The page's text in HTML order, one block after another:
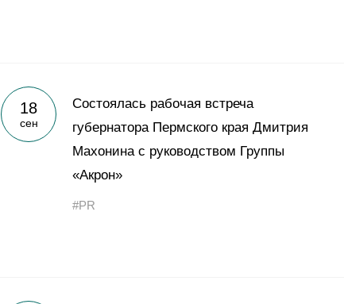
18
сен
Состоялась рабочая встреча
губернатора Пермского края Дмитрия
Махонина с руководством Группы
«Акрон»
#PR